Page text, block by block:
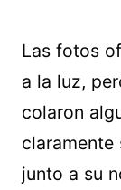
Las fotos
a la luz,
colaron
claramente
junto a su